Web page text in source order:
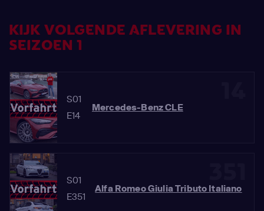
KIJK VOLGENDE AFLEVERING IN
SEIZOEN 1
S01
E14
Mercedes-Benz CLE
S01
E351
Alfa Romeo Giulia Tributo Italiano